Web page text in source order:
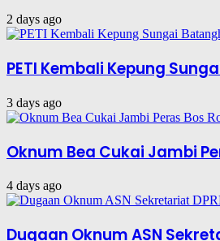
2 days ago
PETI Kembali Kepung
3 days ago
Oknum Bea Cukai Jambi
4 days ago
Dugaan Oknum ASN